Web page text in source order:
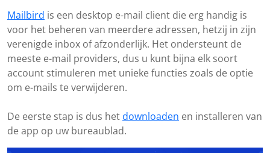
Mailbird is een desktop e-mail client die erg handig is
voor het beheren van meerdere adressen, hetzij in zijn
verenigde inbox of afzonderlijk. Het ondersteunt de
meeste e-mail providers, dus u kunt bijna elk soort
account stimuleren met unieke functies zoals de optie
om e-mails te verwijderen.
De eerste stap is dus het downloaden en installeren van
de app op uw bureaublad.